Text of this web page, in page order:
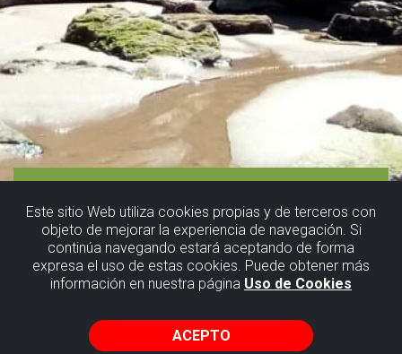
Este sitio Web utiliza cookies propias y de terceros con
objeto de mejorar la experiencia de navegación. Si
continúa navegando estará aceptando de forma
expresa el uso de estas cookies. Puede obtener más
información en nuestra página Uso de Cookies
ACEPTO